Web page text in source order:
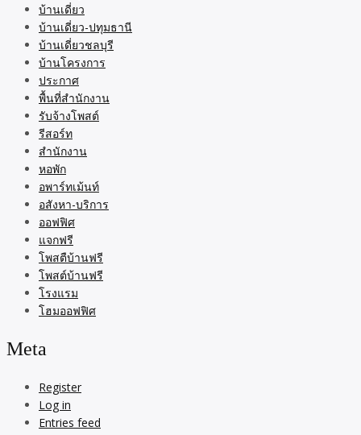
บ้านเดี่ยว
บ้านเดี่ยว-ปทุมธานี
บ้านเดี่ยวชลบุรี
บ้านโครงการ
ประกาศ
พื้นที่สำนักงาน
รับจ้างโพสต์
รีสอร์ท
สำนักงาน
หอพัก
อพาร์ทเม้นท์
อสังหา-บริการ
ออฟฟิศ
แจกฟรี
โพสตืบ้านฟรี
โพสต์บ้านฟรี
โรงแรม
โฮมออฟฟิศ
Meta
Register
Log in
Entries feed